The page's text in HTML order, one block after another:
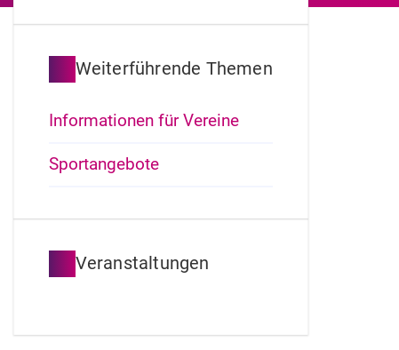
Weiterführende Themen
Informationen für Vereine
Sportangebote
Veranstaltungen